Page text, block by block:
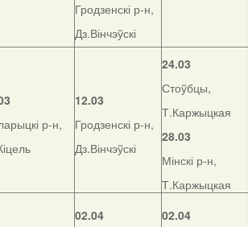
Гродзенскі р-н,
Дз.Вінчэўскі
р-н,
12.03
Гродзенскі р-н,
Дз.Вінчэўскі
24.03
Стоўбцы,
Т.Каржыцкая
28.03
Мінскі р-н,
Т.Каржыцкая
02.04
02.04